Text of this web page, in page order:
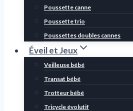
Poussette canne
Poussette trio
Poussettes doubles cannes
Éveil et Jeux
Veilleuse bébé
Transat bébé
Trotteur bébé
Tricycle évolutif